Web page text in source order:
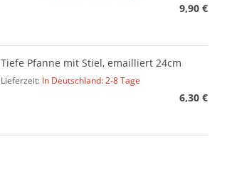
9,90 €
Tiefe Pfanne mit Stiel, emailliert 24cm
Lieferzeit: In Deutschland: 2-8 Tage
6,30 €